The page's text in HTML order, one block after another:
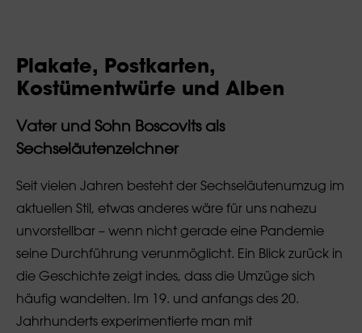
Plakate, Postkarten,
Kostümentwürfe und Alben
Vater und Sohn Boscovits als
Sechseläutenzeichner
Seit vielen Jahren besteht der Sechseläutenumzug im
aktuellen Stil, etwas anderes wäre für uns nahezu
unvorstellbar – wenn nicht gerade eine Pandemie
seine Durchführung verunmöglicht. Ein Blick zurück in
die Geschichte zeigt indes, dass die Umzüge sich
häufig wandelten. Im 19. und anfangs des 20.
Jahrhunderts experimentierte man mit